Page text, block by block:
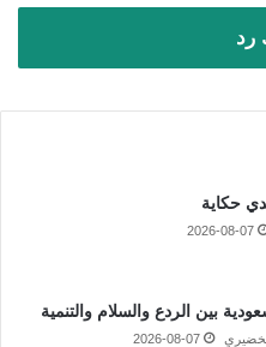
رد
حكاية
2026-08-07
بين الردع والسلام والتنمية
2026-08-07